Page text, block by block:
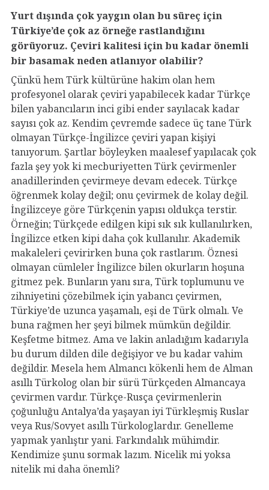
Yurt dışında çok yaygın olan bu süreç için
Türkiye’de çok az örneğe rastlandığını
görüyoruz. Çeviri kalitesi için bu kadar önemli
bir basamak neden atlanıyor olabilir?
Çünkü hem Türk kültürüne hakim olan hem
profesyonel olarak çeviri yapabilecek kadar Türkçe
bilen yabancıların inci gibi ender sayılacak kadar
sayısı çok az. Kendim çevremde sadece üç tane Türk
olmayan Türkçe-İngilizce çeviri yapan kişiyi
tanıyorum. Şartlar böyleyken maalesef yapılacak çok
fazla şey yok ki mecburiyetten Türk çevirmenler
anadillerinden çevirmeye devam edecek. Türkçe
öğrenmek kolay değil; onu çevirmek de kolay değil.
İngilizceye göre Türkçenin yapısı oldukça terstir.
Örneğin; Türkçede edilgen kipi sık sık kullanılırken,
İngilizce etken kipi daha çok kullanılır. Akademik
makaleleri çevirirken buna çok rastlarım. Öznesi
olmayan cümleler İngilizce bilen okurların hoşuna
gitmez pek. Bunların yanı sıra, Türk toplumunu ve
zihniyetini çözebilmek için yabancı çevirmen,
Türkiye’de uzunca yaşamalı, eşi de Türk olmalı. Ve
buna rağmen her şeyi bilmek mümkün değildir.
Keşfetme bitmez. Ama ve lakin anladığım kadarıyla
bu durum dilden dile değişiyor ve bu kadar vahim
değildir. Mesela hem Almancı kökenli hem de Alman
asıllı Türkolog olan bir sürü Türkçeden Almancaya
çevirmen vardır. Türkçe-Rusça çevirmenlerin
çoğunluğu Antalya’da yaşayan iyi Türkleşmiş Ruslar
veya Rus/Sovyet asıllı Türkologlardır. Genelleme
yapmak yanlıştır yani. Farkındalık mühimdir.
Kendimize şunu sormak lazım. Nicelik mi yoksa
nitelik mi daha önemli?